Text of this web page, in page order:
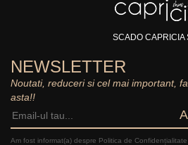
SCADO CAPRICIA
NEWSLETTER
Noutati, reduceri si cel mai important,
asta!!
Am fost informat(a) despre Politica de